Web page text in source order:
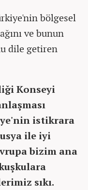
bölgesel
ve bunun
dile getiren
Konseyi
istikrara
ile iyi
bizim ana
sıkı.